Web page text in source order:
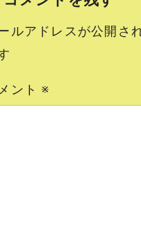
ルアドレスが公開さ
ント ※